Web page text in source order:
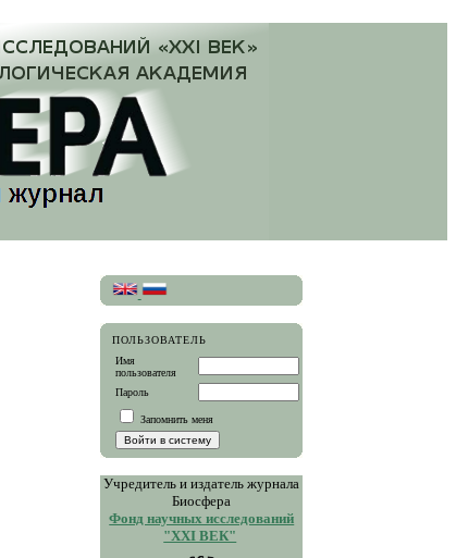
ПОЛЬЗОВАТЕЛЬ
Имя
пользователя
Пароль
Запомнить меня
Учредитель и издатель журнала
Биосфера
Фонд научных исследований
"XXI ВЕК"